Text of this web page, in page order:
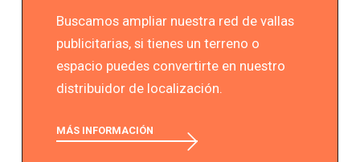
Buscamos ampliar nuestra red de vallas
publicitarias, si tienes un terreno o
espacio puedes convertirte en nuestro
distribuidor de localización.
MÁS INFORMACIÓN